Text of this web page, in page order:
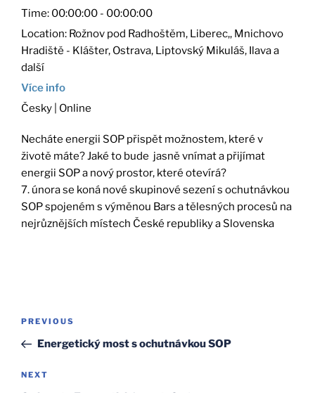
Time: 00:00:00 - 00:00:00
Location: Rožnov pod Radhoštěm, Liberec,, Mnichovo
Hradiště - Klášter, Ostrava, Liptovský Mikuláš, Ilava a
další
Více info
Česky | Online
Necháte energii SOP přispět možnostem, které v
životě máte? Jaké to bude jasně vnímat a přijímat
energii SOP a nový prostor, které otevírá?
7. února se koná nové skupinové sezení s ochutnávkou
SOP spojeném s výměnou Bars a tělesných procesů na
nejrůznějších místech České republiky a Slovenska
Post
Previous
Post
PREVIOUS
Energetický most s ochutnávkou SOP
Next
NEXT